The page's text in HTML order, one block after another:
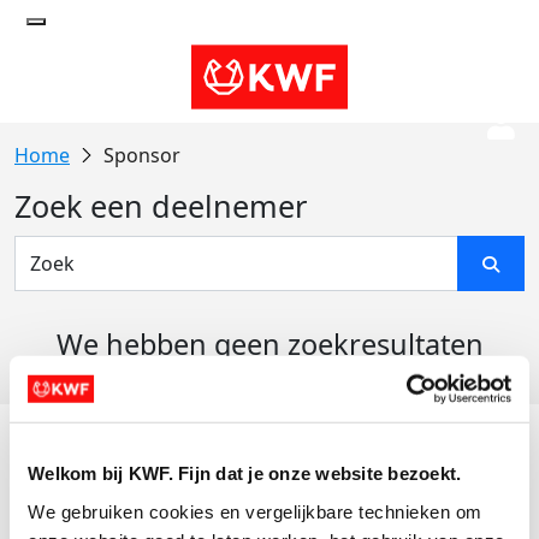
Welkom bij KWF. Fijn dat je onze website bezoekt.
We gebruiken cookies en vergelijkbare technieken om
Sponsor
Zoek een deelnemer
We hebben geen zoekresultaten
Actiematerialen
Evenementen